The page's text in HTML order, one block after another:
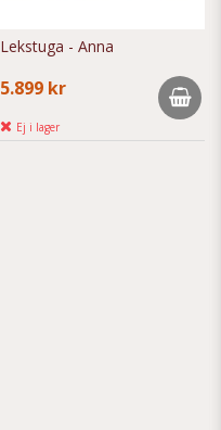
Lekstuga - Anna
5.899 kr
Ej i lager